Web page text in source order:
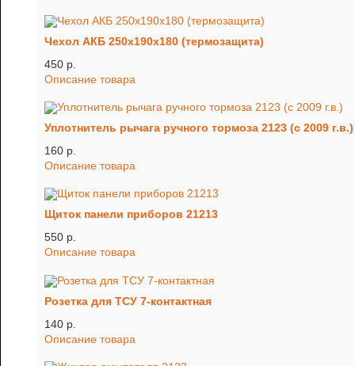
Чехол АКБ 250х190х180 (термозащита)
450 p.
Описание товара
Уплотнитель рычага ручного тормоза 2123 (c 2009 г.в.)
160 p.
Описание товара
Щиток панели приборов 21213
550 p.
Описание товара
Розетка для ТСУ 7-контактная
140 p.
Описание товара